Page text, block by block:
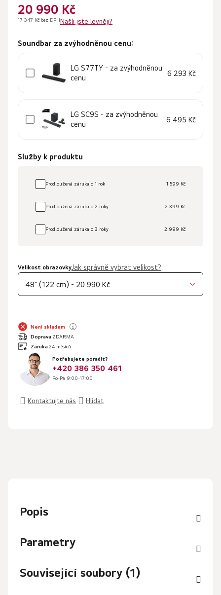
20 990 Kč
17 347 Kč bez DPHNašli jste levněji?
Soundbar za zvýhodněnou cenu:
LG S77TY - za zvýhodněnou
cenu
6 293 Kč
LG SC9S - za zvýhodněnou
cenu
6 495 Kč
Služby k produktu
Prodloužená záruka o 1 rok 1 599 Kč
Prodloužená záruka o 2 roky 2 399 Kč
Prodloužená záruka o 3 roky 2 999 Kč
Velikost obrazovkyJak správně vybrat velikost?
48" (122 cm) - 20 990 Kč
Není skladem
Doprava ZDARMA
Záruka 24 měsíců
Potřebujete poradit?
+420 386 350 461
Po-Pá 9:00-17:00
Kontaktujte nás Hlídat
Popis
Parametry
Související soubory (1)